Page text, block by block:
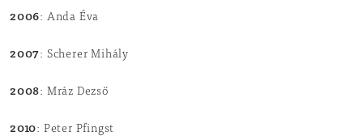
2006: Anda Éva
2007 : Scherer Mihály
2008: Mráz Dezső
2010: Peter Pfingst